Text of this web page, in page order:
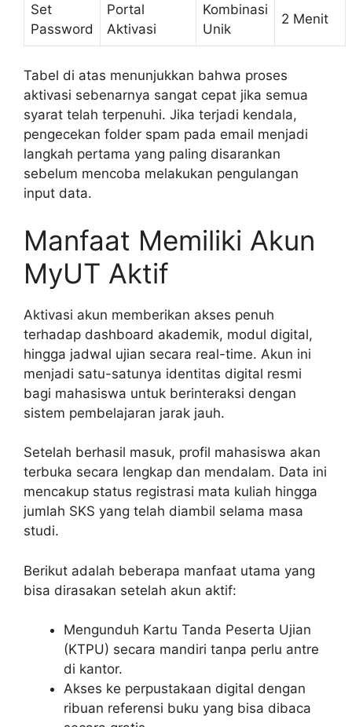
Set
Password
Portal
Aktivasi
Kombinasi
Unik
2 Menit
Tabel di atas menunjukkan bahwa proses
aktivasi sebenarnya sangat cepat jika semua
syarat telah terpenuhi. Jika terjadi kendala,
pengecekan folder spam pada email menjadi
langkah pertama yang paling disarankan
sebelum mencoba melakukan pengulangan
input data.
Manfaat Memiliki Akun
MyUT Aktif
Aktivasi akun memberikan akses penuh
terhadap dashboard akademik, modul digital,
hingga jadwal ujian secara real-time. Akun ini
menjadi satu-satunya identitas digital resmi
bagi mahasiswa untuk berinteraksi dengan
sistem pembelajaran jarak jauh.
Setelah berhasil masuk, profil mahasiswa akan
terbuka secara lengkap dan mendalam. Data ini
mencakup status registrasi mata kuliah hingga
jumlah SKS yang telah diambil selama masa
studi.
Berikut adalah beberapa manfaat utama yang
bisa dirasakan setelah akun aktif:
Mengunduh Kartu Tanda Peserta Ujian
(KTPU) secara mandiri tanpa perlu antre
di kantor.
Akses ke perpustakaan digital dengan
ribuan referensi buku yang bisa dibaca